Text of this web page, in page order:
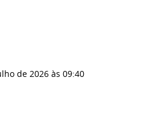
de 2026 às 09:40